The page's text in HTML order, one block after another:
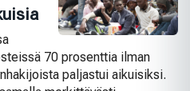
70 prosenttia ilman
paljastui aikuisiksi.